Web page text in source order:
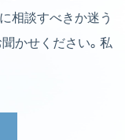
相談すべきか迷う
かせください。私